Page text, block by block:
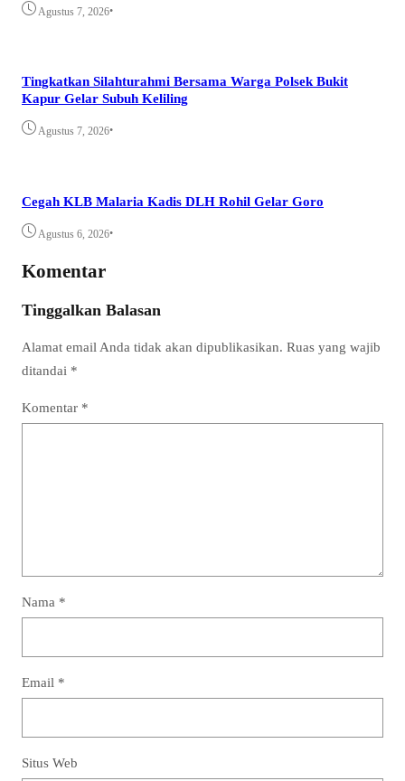
Agustus 7, 2026•
Tingkatkan Silahturahmi Bersama Warga Polsek Bukit
Kapur Gelar Subuh Keliling
Agustus 7, 2026•
Cegah KLB Malaria Kadis DLH Rohil Gelar Goro
Agustus 6, 2026•
Komentar
Tinggalkan Balasan
Alamat email Anda tidak akan dipublikasikan. Ruas yang wajib
ditandai *
Komentar *
Nama *
Email *
Situs Web